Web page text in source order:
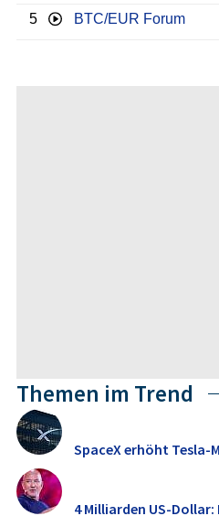
5 BTC/EUR Forum
Themen im Trend
SpaceX erhöht Tesla-
4 Milliarden US-